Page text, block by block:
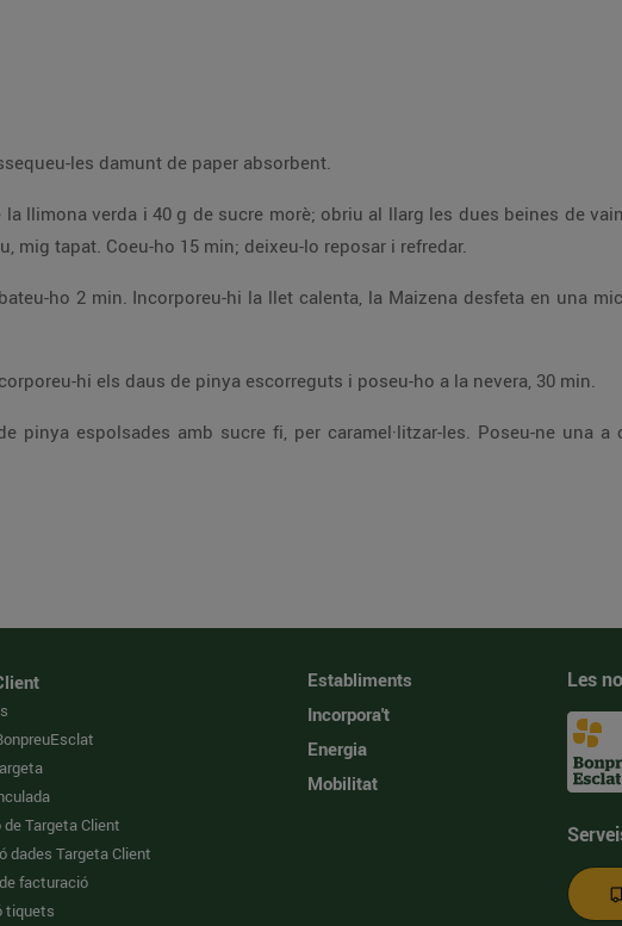
ne dotze rodelles transversals; assequeu-les damunt de paper absorbent.
llavors i la polpa d’una de les beines al cassó, i poseu-lo al foc, suau, mig tapat. Coeu-ho 15 min; deixeu-lo reposar i refredar.
Poseu-ho en un cassó i espessiu-ho a foc suau, remenant-ho. Incorporeu-hi els daus de pinya escorreguts i poseu-ho a la nevera, 30 min.
Targeta Client
dades Targeta Client
facturació
tiquets
Establiments
Incorpora't
Energia
Mobilitat
Les